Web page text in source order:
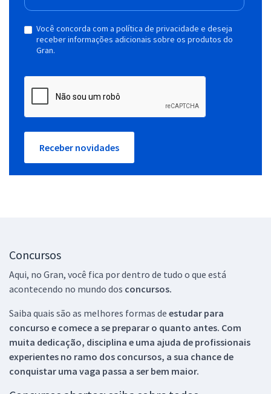
Você concorda com a política de privacidade e deseja
receber informações adicionais sobre os produtos do
Gran.
Receber novidades
Concursos
Aqui, no Gran, você fica por dentro de tudo o que está
acontecendo no mundo dos concursos.
Saiba quais são as melhores formas de estudar para
concurso e comece a se preparar o quanto antes. Com
muita dedicação, disciplina e uma ajuda de profissionais
experientes no ramo dos concursos, a sua chance de
conquistar uma vaga passa a ser bem maior.